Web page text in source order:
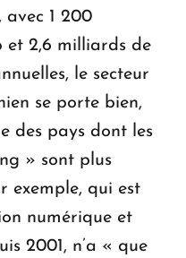
avec 1 200
et 2,6 milliards de
le secteur
se porte bien,
des pays dont les
» sont plus
exemple, qui est
numérique et
2001, n’a « que